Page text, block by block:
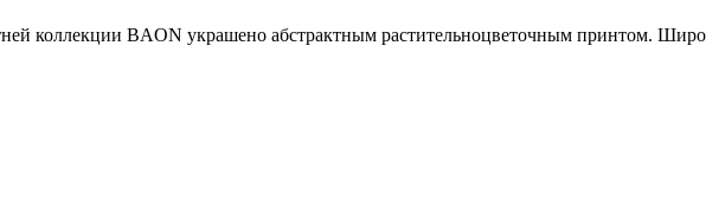
коллекции BAON украшено абстрактным растительноцветочным принтом.